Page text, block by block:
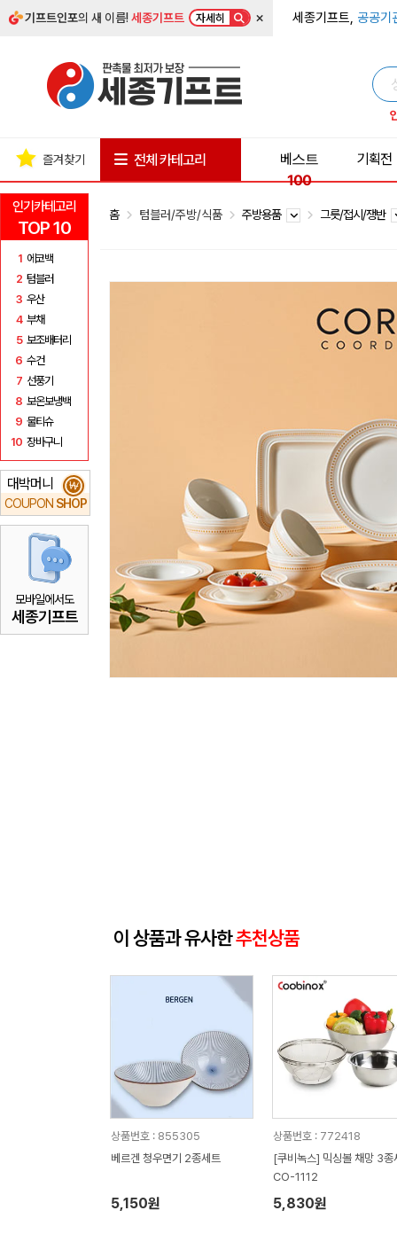
기프트인포의 새 이름!세종기프트 자세히 × 세종기프트, 공공기
인기카테고리
TOP 10
1 에코백
2 텀블러
3 우산
4 부채
5 보조배터리
6 수건
7 선풍기
8 보온보냉백
9 물티슈
10 장바구니
대박머니
COUPON SHOP
₩
모바일에서도
세종기프트
즐겨찾기 전체 카테고리
베스트
100
기획전
홈 텀블러/주방/식품 주방용품 그릇/접시/쟁반
이 상품과 유사한추천상품
상품번호 : 855305
베르겐 청우면기 2종세트
5,150원
상품번호 : 772418
[쿠비녹스] 믹싱볼 채망 3종세트
CO-1112
5,830원